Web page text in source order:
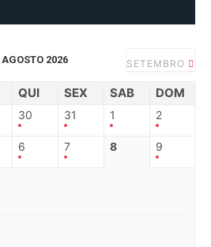
AGOSTO 2026 SETEMBRO
QUI SEX SAB DOM
30 31 1 2
6 7 8 9